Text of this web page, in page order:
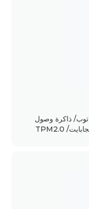
نفيديا جيتسون أورين إن إكس/ 100 توب/ ذاكرة وصول